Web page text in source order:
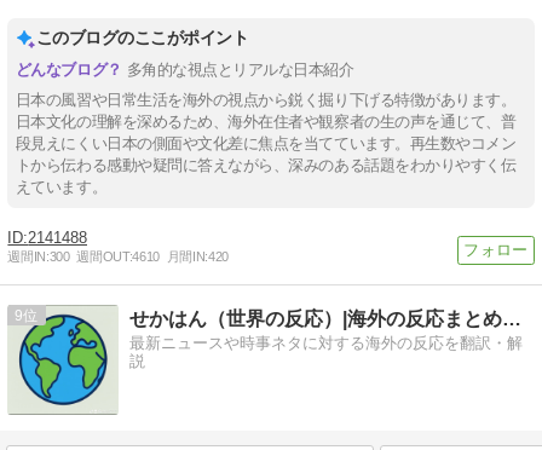
このブログのここがポイント
多角的な視点とリアルな日本紹介
日本の風習や日常生活を海外の視点から鋭く掘り下げる特徴があります。
日本文化の理解を深めるため、海外在住者や観察者の生の声を通じて、普
段見えにくい日本の側面や文化差に焦点を当てています。再生数やコメン
トから伝わる感動や疑問に答えながら、深みのある話題をわかりやすく伝
えています。
2141488
週間IN:300 週間OUT:4610 月間IN:420
9 せかはん（世界の反応）|海外の反応まとめブログ
最新ニュースや時事ネタに対する海外の反応を翻訳・解
説